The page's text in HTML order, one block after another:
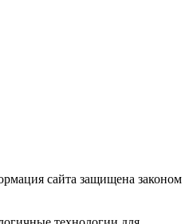
сайта защищена законом